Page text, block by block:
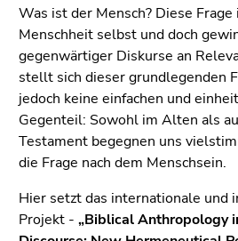
5)
Zu
den
Seiteneinstellungen
(Benutzer/Sprache)
(Zugriffstaste
8)
Zur
(Zugriffstaste
9)
Was ist der Mensch? Diese
Menschheit selbst und doch
gegenwärtiger Diskurse an
stellt sich dieser grundlegenden
jedoch keine einfachen und
Gegenteil: Sowohl im Alten als
Testament begegnen uns
die Frage nach dem Menschsein.
Hier setzt das internationale und
Projekt - „Biblical Anthropology